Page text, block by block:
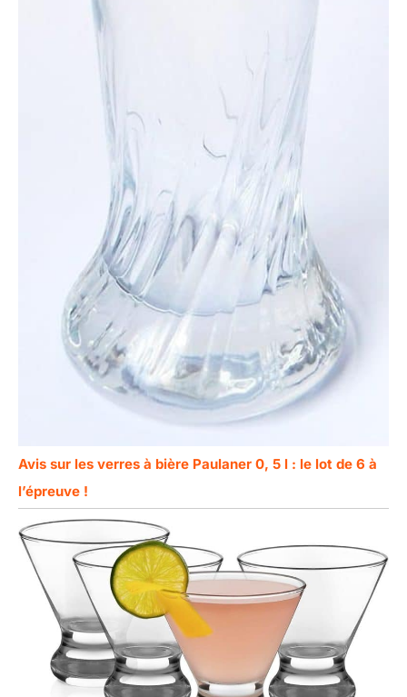
Avis sur les verres à bière Paulaner 0, 5 l : le lot de 6 à
l’épreuve !